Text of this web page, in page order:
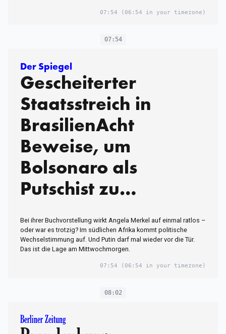
07:54 (06:54 in your timezone)
07:54
Der Spiegel
Gescheiterter
Staatsstreich in
BrasilienAcht
Beweise, um
Bolsonaro als
Putschist zu
Bei ihrer Buchvorstellung wirkt Angela Merkel auf einmal ratlos –
oder war es trotzig? Im südlichen Afrika kommt politische
Wechselstimmung auf. Und Putin darf mal wieder vor die Tür.
Das ist die Lage am Mittwochmorgen.
07:54 (06:54 in your timezone)
08:02
Berliner Zeitung